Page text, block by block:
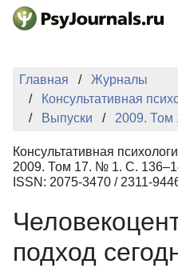
Перейти к основному
Регистрация
Главная
Журналы
Консультативная
Выпуски
2009.
Консультативная
2009. Том 17. № 1. С.
ISSN: 2075-3470 / 2311-
подход